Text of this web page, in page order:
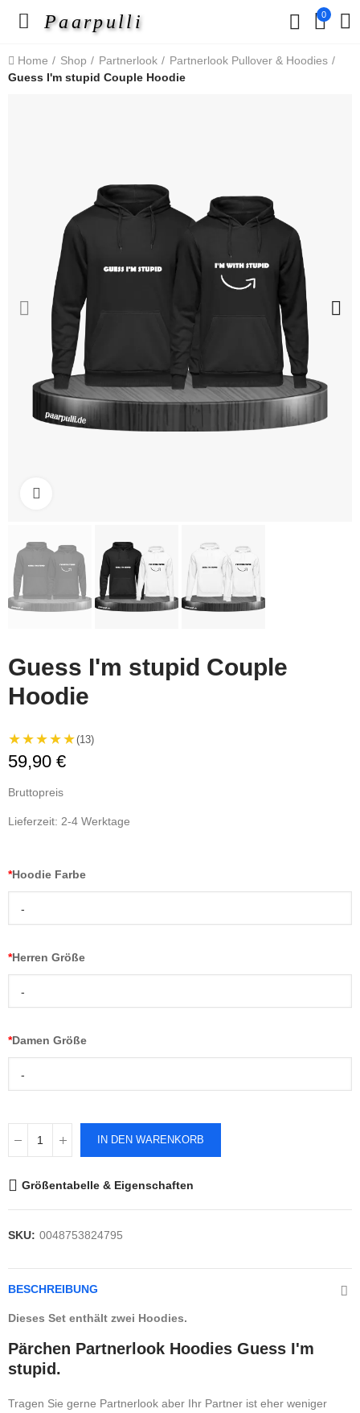
Paarpulli 0
Home Shop Partnerlook
Partnerlook Pullover & Hoodies
Guess I'm stupid Couple Hoodie
Guess I'm stupid Couple
Hoodie
★★★★★(13)
59,90 €
Bruttopreis
Lieferzeit: 2-4 Werktage
*Hoodie Farbe
-
*Herren Größe
-
*Damen Größe
-
IN DEN WARENKORB
Größentabelle & Eigenschaften
SKU: 0048753824795
BESCHREIBUNG
Dieses Set enthält zwei Hoodies.
Pärchen Partnerlook Hoodies Guess I'm
stupid.
Tragen Sie gerne Partnerlook aber Ihr Partner ist eher weniger